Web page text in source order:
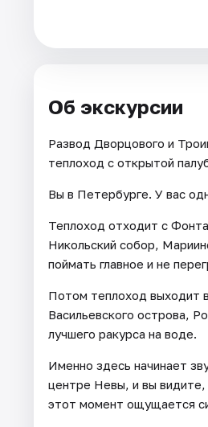
Об экскурсии
Развод Дворцового и
теплоход с открытой
Вы в Петербурге. У вас
Теплоход отходит с
Никольский собор,
поймать главное и не
Потом теплоход выходит
Васильевского острова,
лучшего ракурса на воде.
Именно здесь начинает
центре Невы, и вы
этот момент ощущается